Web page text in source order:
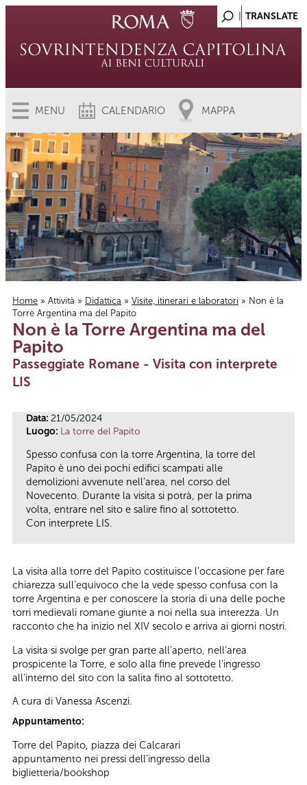
MENU CALENDARIO MAPPA
Tu sei qui
Home » Attività » Didattica » Visite, itinerari e laboratori » Non è la
Torre Argentina ma del Papito
Non è la Torre Argentina ma del
Papito
Passeggiate Romane - Visita con interprete
LIS
Data: 21/05/2024
Luogo: La torre del Papito
Spesso confusa con la torre Argentina, la torre del
Papito è uno dei pochi edifici scampati alle
demolizioni avvenute nell’area, nel corso del
Novecento. Durante la visita si potrà, per la prima
volta, entrare nel sito e salire fino al sottotetto.
Con interprete LIS.
La visita alla torre del Papito costituisce l’occasione per fare
chiarezza sull’equivoco che la vede spesso confusa con la
torre Argentina e per conoscere la storia di una delle poche
torri medievali romane giunte a noi nella sua interezza. Un
racconto che ha inizio nel XIV secolo e arriva ai giorni nostri.
La visita si svolge per gran parte all’aperto, nell’area
prospicente la Torre, e solo alla fine prevede l’ingresso
all’interno del sito con la salita fino al sottotetto.
A cura di Vanessa Ascenzi.
Appuntamento:
Torre del Papito, piazza dei Calcarari
appuntamento nei pressi dell’ingresso della
biglietteria/bookshop